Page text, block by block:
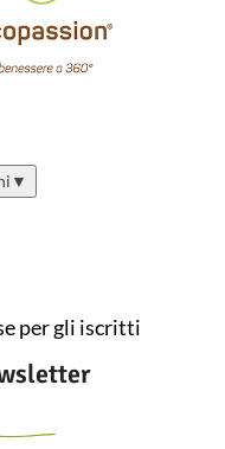
▼
per gli iscritti